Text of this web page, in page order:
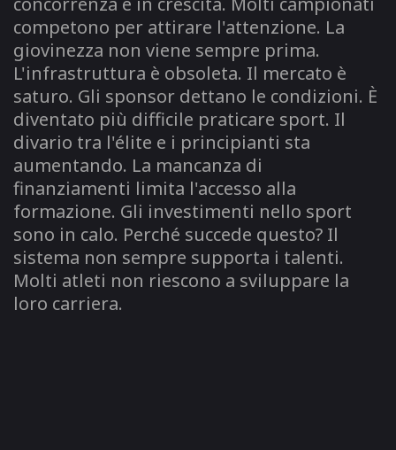
competono per attirare l'attenzione. La
giovinezza non viene sempre prima.
L'infrastruttura è obsoleta. Il mercato è
saturo. Gli sponsor dettano le condizioni. È
diventato più difficile praticare sport. Il
divario tra l'élite e i principianti sta
aumentando. La mancanza di
finanziamenti limita l'accesso alla
formazione. Gli investimenti nello sport
sono in calo. Perché succede questo? Il
sistema non sempre supporta i talenti.
Molti atleti non riescono a sviluppare la
loro carriera.